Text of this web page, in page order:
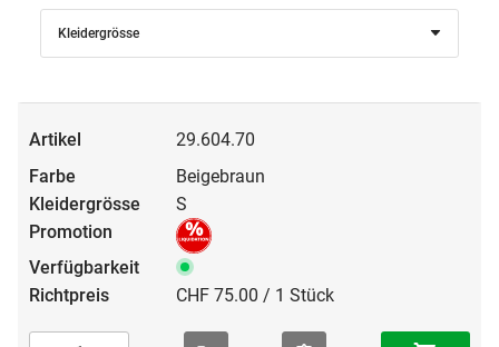
Kleidergrösse
29.604.70
Beigebraun
S
CHF 75.00 / 1 Stück